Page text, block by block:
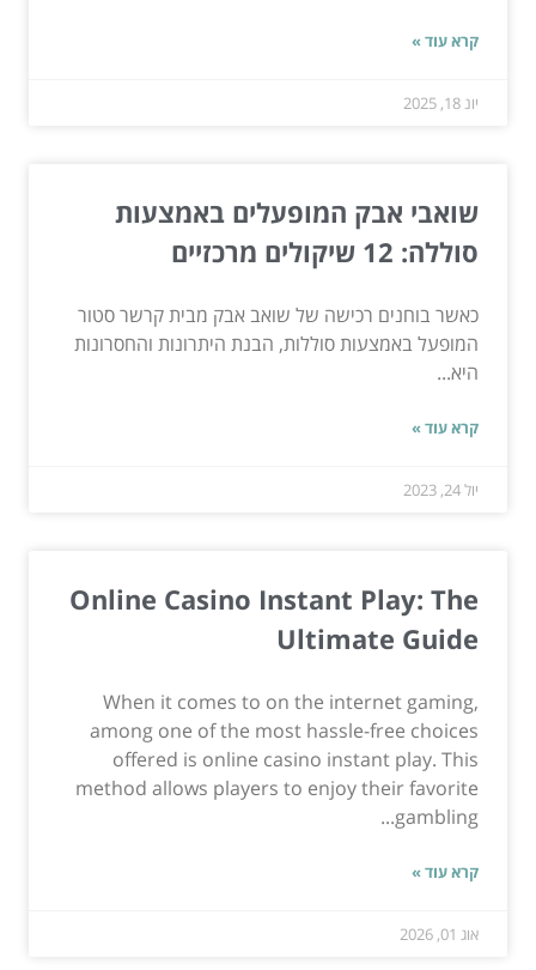
קרא עוד »
יונ 18, 2025
שואבי אבק המופעלים באמצעות
סוללה: 12 שיקולים מרכזיים
כאשר בוחנים רכישה של שואב אבק מבית קרשר סטור
המופעל באמצעות סוללות, הבנת היתרונות והחסרונות
היא...
קרא עוד »
יול 24, 2023
Online Casino Instant Play: The
Ultimate Guide
When it comes to on the internet gaming,
among one of the most hassle-free choices
offered is online casino instant play. This
method allows players to enjoy their favorite
gambling...
קרא עוד »
אוג 01, 2026